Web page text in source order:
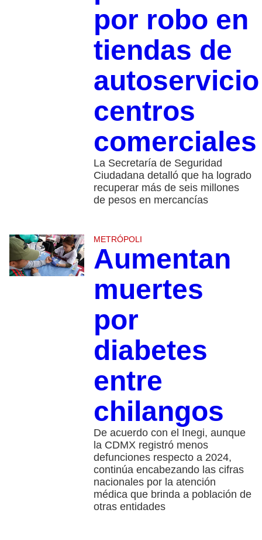
por robo en
tiendas de
centros
La Secretaría de Seguridad
Ciudadana detalló que ha logrado
recuperar más de seis millones
de pesos en mercancías
METRÓPOLI
Aumentan
muertes
por
diabetes
entre
chilangos
De acuerdo con el Inegi, aunque
la CDMX registró menos
defunciones respecto a 2024,
continúa encabezando las cifras
nacionales por la atención
médica que brinda a población de
otras entidades